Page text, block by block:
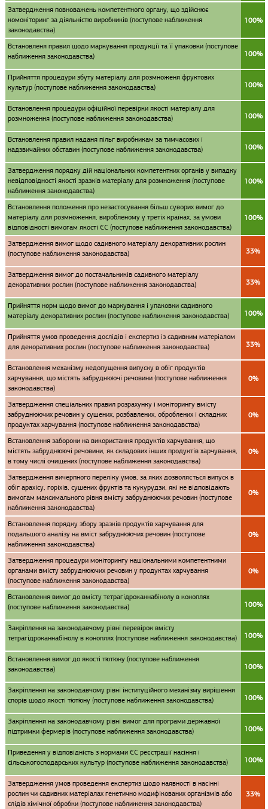
Затвердження повноважень компетентного органу, що здійснює
комоніторинг за діяльністю виробників (поступове наближення
законодавства)
100%
Встановленя правил щодо маркування продукції та її упаковки (поступове
наближення законодавства)
100%
Прийняття процедури збуту матеріалу для розмноженя фруктових
культур (поступове наближення законодавства)
100%
Встановлення процедури офіційної перевірки якості матеріалу для
розмноження (поступове наближення законодавства)
100%
Встановлення правил наданя пільг виробникам за тимчасових і
надзвичайних обставин (поступове наближення законодавства)
100%
Затвердження порядку дій національних компетентних органів у випадку
невідповідності якості зразків матеріалу для розмноження (поступове
наближення законодавства)
100%
Встановлення положення про незастосування більш суворих вимог до
матеріалу для розмноження, виробленому у третіх країнах, за умови
відповідності вимогам якості ЄС (поступове наближення законодавства)
100%
Затвердження вимог щодо садивного матеріалу декоративних рослин
(поступове наближення законодавства)
33%
Затвердження вимог до постачальників садивного матеріалу
декоративних рослин (поступове наближення законодавства)
33%
Прийняття норм щодо вимог до маркування і упаковки садивного
матеріалу декоративних рослин (поступове наближення законодавства)
100%
Прийняття умов проведення дослідів і експертиз із садивним матеріалом
для декоративних рослин (поступове наближення законодавства)
33%
Встановлення механізму недопущення випуску в обіг продуктів
харчування, що містять забруднюючі речовини (поступове наближення
законодавства)
0%
Затвердження спеціальних правил розрахунку і моніторингу вмісту
забруднюючих речовин у сушених, розбавлених, оброблених і складних
продуктах харчування (поступове наближення законодавства)
0%
Встановлення заборони на використання продуктів харчування, що
містять забруднюючі речовини, як складових інших продуктів харчування,
в тому числі очищених (поступове наближення законодавства)
0%
Затвердження вичерпного переліку умов, за яких дозволяється випуск в
обіг арахісу, горіхів, сушених фруктів та кукурудзи, які не відповідають
вимогам максимального рівня вмісту забруднюючих речовин (поступове
наближення законодавства)
0%
Встановлення порядку збору зразків продуктів харчування для
подальшого аналізу на вміст забруднюючих речовин (поступове
наближення законодавства)
0%
Затвердження процедури моніторингу національними компетентними
органами вмісту забруднюючих речовин у продуктах харчування
(поступове наближення законодавства)
0%
Встановлення вимог до вмісту тетрагідроканнабінолу в коноплях
(поступове наближення законодавства)
100%
Закріплення на законодавчому рівні перевірок вмісту
тетрагідроканнабінолу в коноплях (поступове наближення законодавства)
100%
Встановлення вимог до якості тютюну (поступове наближення
законодавства)
100%
Закріплення на законодавчому рівні інституційного механізму вирішення
спорів щодо якості тютюну (поступове наближення законодавства)
100%
Закріплення на законодавчому рівні вимог для програми державної
підтримки фермерів (поступове наближення законодавства)
100%
Приведення у відповідність з нормами ЄС реєстрації насіння і
сільськогосподарських культур (поступове наближення законодавства)
100%
Затвердження умов проведення експертиз щодо наявності в насінні
рослин чи садивних матеріалах генетично модифікованих організмів або
слідів хімічної обробки (поступове наближення законодавства)
33%